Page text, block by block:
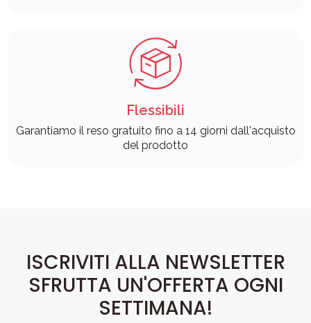
Flessibili
Garantiamo il reso gratuito fino a 14 giorni dall'acquisto
del prodotto
ISCRIVITI ALLA NEWSLETTER
SFRUTTA UN'OFFERTA OGNI
SETTIMANA!